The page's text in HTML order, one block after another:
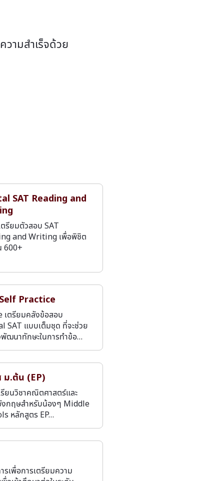
วามสำเร็จด้วย
SAT Reading and
รียมตัวสอบ SAT
and Writing เพื่อพิชิต
600+
Practice
เตรียมคลังข้อสอบ
SAT แบบเต็มชุด ที่จะช่วย
พัฒนาทักษะในการทำข้อ…
ม.ต้น (EP)
รียนวิชาคณิตศาสตร์และ
งกฤษสำหรับน้องๆ Middle
หลักสูตร EP…
รเพื่อการเตรียมความ